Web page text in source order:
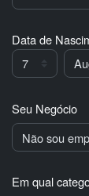
Data de
Data de
Day
Seu Negócio
Em qual